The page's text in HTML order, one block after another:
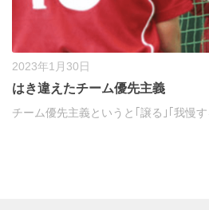
2023年1月30日
はき違えたチーム優先主義
チーム優先主義というと｢譲る｣｢我慢